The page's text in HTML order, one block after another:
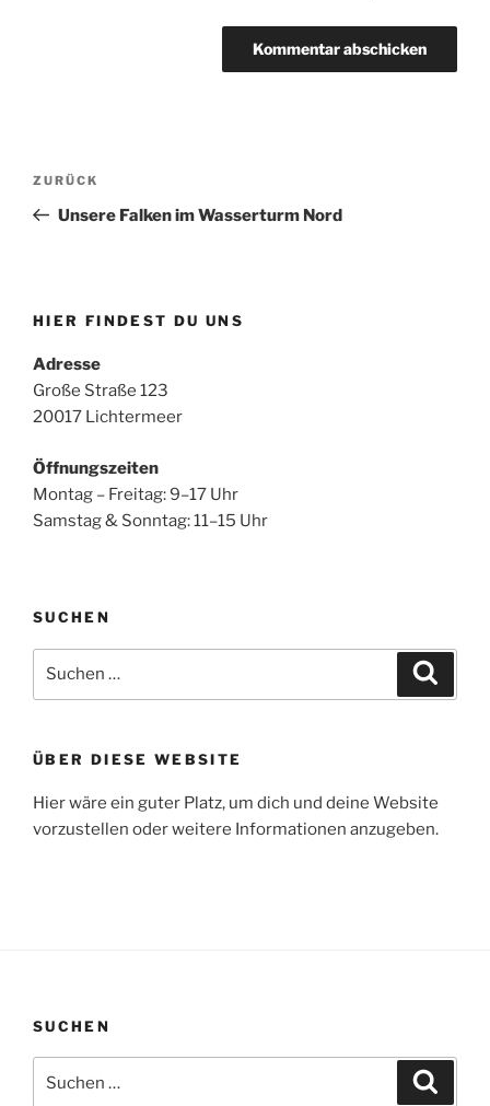
Beitragsnavigation
Vorheriger
Beitrag
ZURÜCK
Unsere Falken im Wasserturm Nord
HIER FINDEST DU UNS
Adresse
Große Straße 123
20017 Lichtermeer
Öffnungszeiten
Montag – Freitag: 9–17 Uhr
Samstag & Sonntag: 11–15 Uhr
SUCHEN
nach:
ÜBER DIESE WEBSITE
Hier wäre ein guter Platz, um dich und deine Website
vorzustellen oder weitere Informationen anzugeben.
SUCHEN
nach: